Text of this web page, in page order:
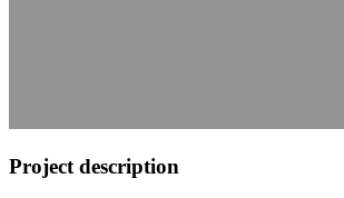
Project description